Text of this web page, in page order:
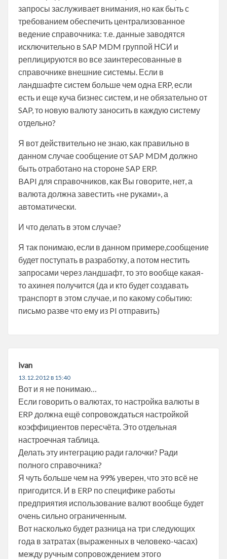
запросы заслуживает внимания, но как быть с
требованием обеспечить централизованное
ведение справочника: т.е. данные заводятся
исключительно в SAP MDM группой НСИ и
реплицируются во все заинтересованные в
справочнике внешние системы. Если в
ландшафте систем больше чем одна ERP, если
есть и еще куча бизнес систем, и не обязательно от
SAP, то новую валюту заносить в каждую систему
отдельно?
Я вот действительно не знаю, как правильно в
данном случае сообщение от SAP MDM должно
быть отработано на стороне SAP ERP.
BAPI для справочников, как Вы говорите, нет, а
валюта должна завестить «не руками», а
автоматически.
И что делать в этом случае?
Я так понимаю, если в данном примере,сообщение
будет поступать в разработку, а потом нестить
запросами через ландшафт, то это вообще какая-
то ахинея получится (да и кто будет создавать
транспорт в этом случае, и по какому событию:
письмо разве что ему из PI отправить)
ivan
13.12.2012 в 15:40
Вот и я не понимаю…
Если говорить о валютах, то настройка валюты в
ERP должна ещё сопровождаться настройкой
коэффициентов пересчёта. Это отдельная
настроечная таблица.
Делать эту интеграцию ради галочки? Ради
полного справочника?
Я чуть больше чем на 99% уверен, что это всё не
пригодится. И в ERP по специфике работы
предприятия использование валют вообще будет
очень сильно ограниченным.
Вот насколько будет разница на три следующих
года в затратах (выраженных в человеко-часах)
между ручным сопровождением этого